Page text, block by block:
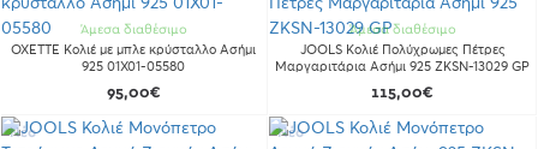
Άμεσα διαθέσιμο
OXETTE Κολιέ με μπλε κρύσταλλο Ασήμι
925 01X01-05580
95,00€
Άμεσα διαθέσιμο
JOOLS Κολιέ Πολύχρωμες Πέτρες
Μαργαριτάρια Ασήμι 925 ZKSN-13029 GP
115,00€
Νέο Νέο